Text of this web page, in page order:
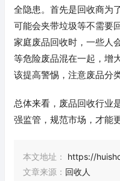
全隐患。首先是回收商为
可能会夹带垃圾等不需要
家庭废品回收时，一些人
等危险废品混在一起，增
该提高警惕，注意废品分
总体来看，废品回收行业
强监管，规范市场，才能
本文地址：
https://
文章来源： 回收人